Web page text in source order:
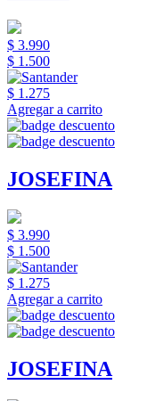
$ 3.990
$ 1.500
$ 1.275
Agregar a carrito
JOSEFINA
$ 3.990
$ 1.500
$ 1.275
Agregar a carrito
JOSEFINA